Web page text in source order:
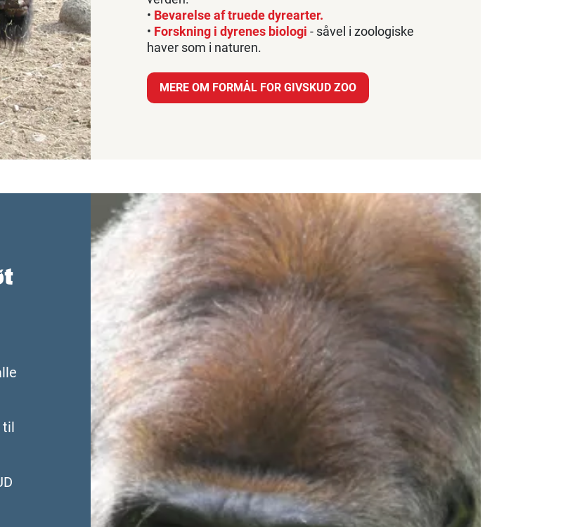
• Bevarelse af truede dyrearter.
• Forskning i dyrenes biologi - såvel i zoologiske
haver som i naturen.
MERE OM FORMÅL FOR GIVSKUD ZOO
til